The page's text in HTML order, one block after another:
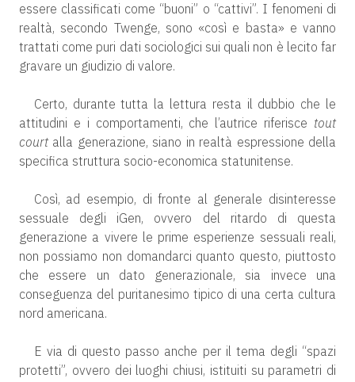
essere classificati come “buoni” o “cattivi”. I fenomeni di
realtà, secondo Twenge, sono «così e basta» e vanno
trattati come puri dati sociologici sui quali non è lecito far
gravare un giudizio di valore.
Certo, durante tutta la lettura resta il dubbio che le
attitudini e i comportamenti, che l’autrice riferisce tout
courtalla generazione, siano in realtà espressione della
specifica struttura socio-economica statunitense.
Così, ad esempio, di fronte al generale disinteresse
sessuale degli iGen, ovvero del ritardo di questa
generazione a vivere le prime esperienze sessuali reali,
non possiamo non domandarci quanto questo, piuttosto
che essere un dato generazionale, sia invece una
conseguenza del puritanesimo tipico di una certa cultura
nord americana.
E via di questo passo anche per il tema degli “spazi
protetti”, ovvero dei luoghi chiusi, istituiti su parametri di